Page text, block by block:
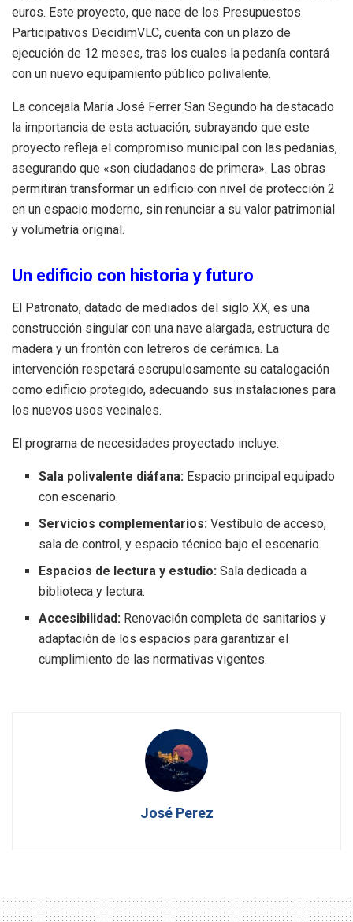
euros. Este proyecto, que nace de los Presupuestos
Participativos DecidimVLC, cuenta con un plazo de
ejecución de 12 meses, tras los cuales la pedanía contará
con un nuevo equipamiento público polivalente.
La concejala María José Ferrer San Segundo ha destacado
la importancia de esta actuación, subrayando que este
proyecto refleja el compromiso municipal con las pedanías,
asegurando que «son ciudadanos de primera». Las obras
permitirán transformar un edificio con nivel de protección 2
en un espacio moderno, sin renunciar a su valor patrimonial
y volumetría original.
Un edificio con historia y futuro
El Patronato, datado de mediados del siglo XX, es una
construcción singular con una nave alargada, estructura de
madera y un frontón con letreros de cerámica. La
intervención respetará escrupulosamente su catalogación
como edificio protegido, adecuando sus instalaciones para
los nuevos usos vecinales.
El programa de necesidades proyectado incluye:
Sala polivalente diáfana: Espacio principal equipado
con escenario.
Servicios complementarios: Vestíbulo de acceso,
sala de control, y espacio técnico bajo el escenario.
Espacios de lectura y estudio: Sala dedicada a
biblioteca y lectura.
Accesibilidad: Renovación completa de sanitarios y
adaptación de los espacios para garantizar el
cumplimiento de las normativas vigentes.
José Perez